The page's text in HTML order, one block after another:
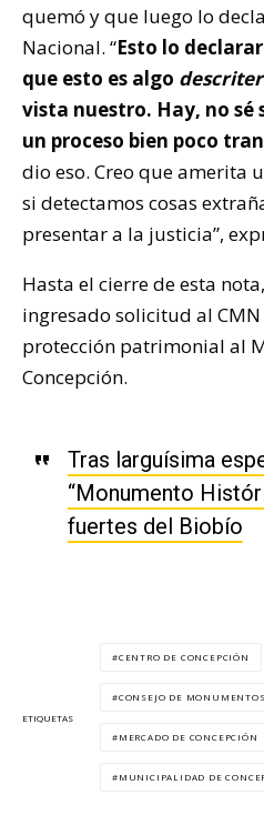
quemó y que luego lo
Nacional. “Esto lo
que esto es algo
vista nuestro. Hay, no sé
un proceso bien poco
dio eso. Creo que amerita
si detectamos cosas
presentar a la justicia”,
Hasta el cierre de esta
ingresado solicitud al
protección patrimonial al
Concepción.
Tras larguísima
“Monumento
fuertes del Biobío
ETIQUETAS
CENTRO DE CONCEPCIÓN
CONSEJO DE
MERCADO DE CONCEPCIÓN
MUNICIPALIDAD DE